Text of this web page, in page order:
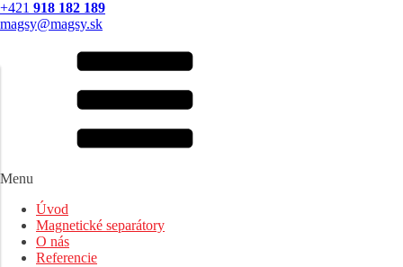
+421 918 182 189
magsy@magsy.sk
Menu
Úvod
Magnetické separátory
O nás
Referencie